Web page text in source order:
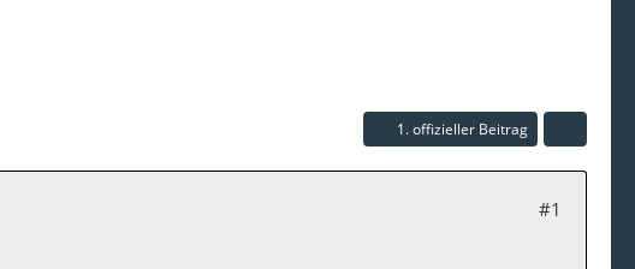
1. offizieller Beitrag
#1